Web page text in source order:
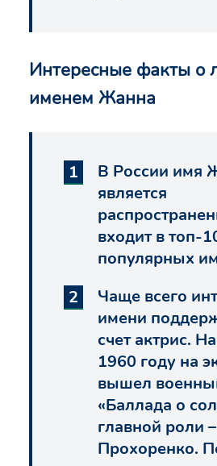
Интересные факты о
именем Жанна
В России имя
является
входит в топ-
популярных
Чаще всего
имени
счет актрис.
1960 году на
вышел
«Баллада о
главной роли
Прохоренко.